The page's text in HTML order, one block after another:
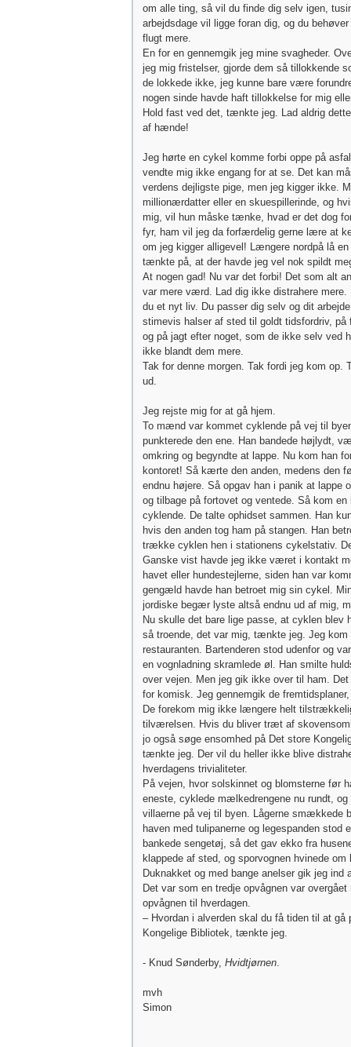
om alle ting, så vil du finde dig selv igen,
arbejdsdage vil ligge foran dig, og du
flugt mere.
En for en gennemgik jeg mine svagheder.
jeg mig fristelser, gjorde dem så tillokkende
de lokkede ikke, jeg kunne bare være
nogen sinde havde haft tillokkelse for mig
Hold fast ved det, tænkte jeg. Lad aldrig
af hænde!
Jeg hørte en cykel komme forbi oppe på
vendte mig ikke engang for at se. Det kan
verdens dejligste pige, men jeg kigger ikke.
millionærdatter eller en skuespillerinde, og
mig, vil hun måske tænke, hvad er det dog
fyr, ham vil jeg da forfærdelig gerne lære at
om jeg kigger alligevel! Længere nordpå lå
tænkte på, at der havde jeg vel nok spildt
At nogen gad! Nu var det forbi! Det som alt
var mere værd. Lad dig ikke distrahere mere.
du et nyt liv. Du passer dig selv og dit
stimevis halser af sted til goldt tidsfordriv, på
og på jagt efter noget, som de ikke selv ved
ikke blandt dem mere.
Tak for denne morgen. Tak fordi jeg kom op.
ud.
Jeg rejste mig for at gå hjem.
To mænd var kommet cyklende på vej til
punkterede den ene. Han bandede højlydt,
omkring og begyndte at lappe. Nu kom han
kontoret! Så kærte den anden, medens den
endnu højere. Så opgav han i panik at lappe
og tilbage på fortovet og ventede. Så kom en
cyklende. De talte ophidset sammen. Han
hvis den anden tog ham på stangen. Han
trække cyklen hen i stationens cykelstativ.
Ganske vist havde jeg ikke været i kontakt
havet eller hundestejlerne, siden han var
gengæld havde han betroet mig sin cykel.
jordiske begær lyste altså endnu ud af mig,
Nu skulle det bare lige passe, at cyklen blev
så troende, det var mig, tænkte jeg. Jeg kom
restauranten. Bartenderen stod udenfor og
en vognladning skramlede øl. Han smilte
over vejen. Men jeg gik ikke over til ham.
for komisk. Jeg gennemgik de
De forekom mig ikke længere helt
tilværelsen. Hvis du bliver træt af
jo også søge ensomhed på Det store
tænkte jeg. Der vil du heller ikke blive
hverdagens trivialiteter.
På vejen, hvor solskinnet og blomsterne før
eneste, cyklede mælkedrengene nu rundt, og
villaerne på vej til byen. Lågerne smækkede
haven med tulipanerne og legespanden stod
bankede sengetøj, så det gav ekko fra
klappede af sted, og sporvognen hvinede om
Duknakket og med bange anelser gik jeg ind
Det var som en tredje opvågnen var overgået
opvågnen til hverdagen.
– Hvordan i alverden skal du få tiden til at gå
Kongelige Bibliotek, tænkte jeg.
- Knud Sønderby, Hvidtjørnen.
mvh
Simon